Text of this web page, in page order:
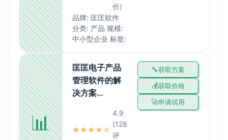
价)
品牌: 匡匡软件
分类: 产品 规模:
中小型企业 标签:
📊
匡匡电子产品
管理软件的解
决方案…
★★★★☆
4.9
(128
评
获取方案
获取价格
申请试用